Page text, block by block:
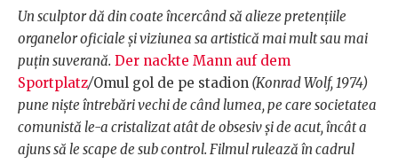
Un sculptor dă din coate încercând să alieze pretențiile
organelor oficiale și viziunea sa artistică mai mult sau mai
puțin suverană. Der nackte Mann auf dem
Sportplatz/Omul gol de pe stadion (Konrad Wolf, 1974)
pune niște întrebări vechi de când lumea, pe care societatea
comunistă le-a cristalizat atât de obsesiv și de acut, încât a
ajuns să le scape de sub control. Filmul rulează în cadrul